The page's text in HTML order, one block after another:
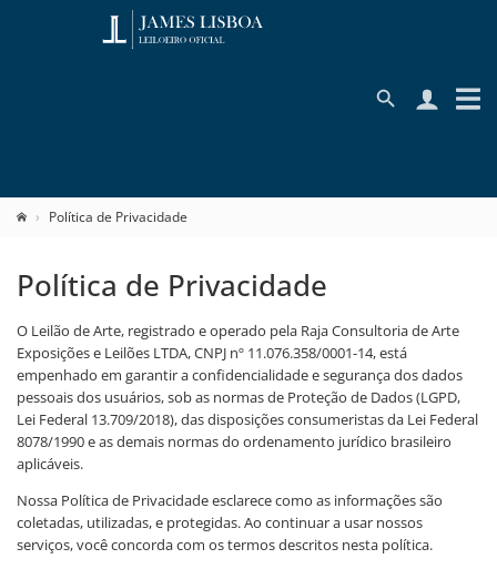
Política de Privacidade
Política de Privacidade
O Leilão de Arte, registrado e operado pela Raja Consultoria de Arte
Exposições e Leilões LTDA, CNPJ nº 11.076.358/0001-14, está
empenhado em garantir a confidencialidade e segurança dos dados
pessoais dos usuários, sob as normas de Proteção de Dados (LGPD,
Lei Federal 13.709/2018), das disposições consumeristas da Lei Federal
8078/1990 e as demais normas do ordenamento jurídico brasileiro
aplicáveis.
Nossa Política de Privacidade esclarece como as informações são
coletadas, utilizadas, e protegidas. Ao continuar a usar nossos
serviços, você concorda com os termos descritos nesta política.